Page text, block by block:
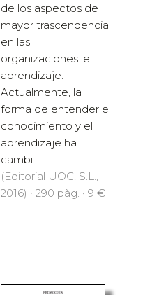
de los aspectos de
mayor trascendencia
en las
organizaciones: el
aprendizaje.
Actualmente, la
forma de entender el
conocimiento y el
aprendizaje ha
cambi...
(Editorial UOC, S.L.,
2016) · 290 pàg. · 9 €